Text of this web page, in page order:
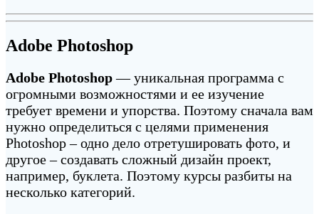
Adobe Photoshop
Adobe Photoshop— уникальная программа с
огромными возможностями и ее изучение
требует времени и упорства. Поэтому сначала вам
нужно определиться с целями применения
Photoshop – одно дело отретушировать фото, и
другое – создавать сложный дизайн проект,
например, буклета. Поэтому курсы разбиты на
несколько категорий.